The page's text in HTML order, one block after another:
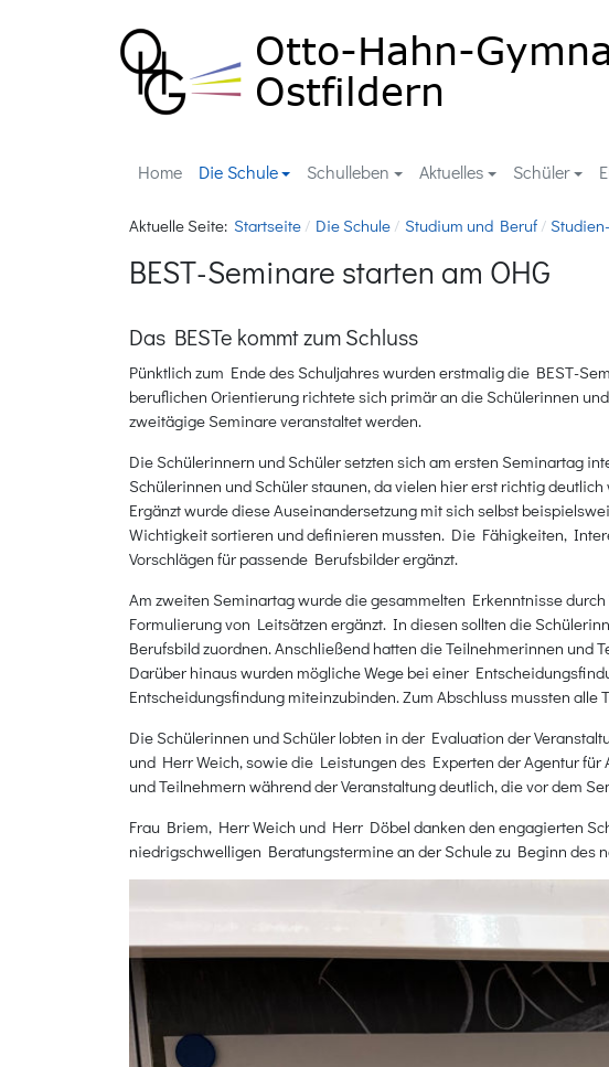
Home Die Schule Schulleben Aktuelles Schüler
Aktuelle Seite: Startseite Die Schule Studium und Beruf
BEST-Seminare starten am OHG
Das BESTe kommt zum Schluss
Pünktlich zum Ende des Schuljahres wurden erstmalig die BEST-
beruflichen Orientierung richtete sich primär an die Schülerinnen
zweitägige Seminare veranstaltet werden.
Die Schülerinnern und Schüler setzten sich am ersten Seminartag
Schülerinnen und Schüler staunen, da vielen hier erst richtig
Ergänzt wurde diese Auseinandersetzung mit sich selbst
Wichtigkeit sortieren und definieren mussten. Die Fähigkeiten,
Vorschlägen für passende Berufsbilder ergänzt.
Am zweiten Seminartag wurde die gesammelten Erkenntnisse
Formulierung von Leitsätzen ergänzt. In diesen sollten die
Berufsbild zuordnen. Anschließend hatten die Teilnehmerinnen
Darüber hinaus wurden mögliche Wege bei einer
Entscheidungsfindung miteinzubinden. Zum Abschluss mussten
Die Schülerinnen und Schüler lobten in der Evaluation der
und Herr Weich, sowie die Leistungen des Experten der Agentur
und Teilnehmern während der Veranstaltung deutlich, die vor dem
Frau Briem, Herr Weich und Herr Döbel danken den engagierten
niedrigschwelligen Beratungstermine an der Schule zu Beginn des